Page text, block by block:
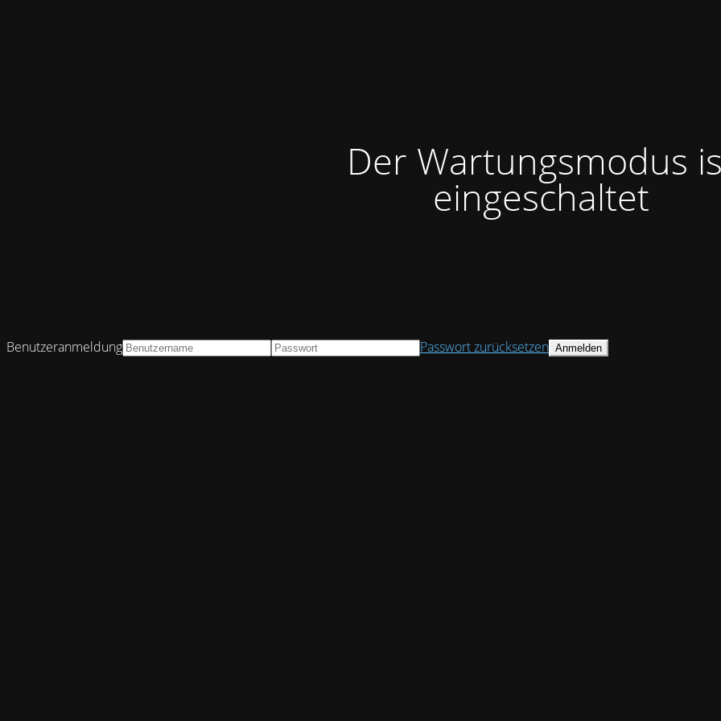
Der Wartungsmodus
eingeschaltet
Benutzeranmeldung Passwort zurücksetzen